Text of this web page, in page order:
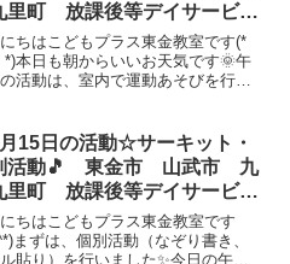
里町 放課後等デイサービ
童発達支援 運動療育 教
学
ちはこどもプラス東金教室です(*
本日も朝からいいお天気です🌞午
活動は、室内で運動あそびを行い
ぐり抜けと大縄の連続跳びを行いま
なんと...
15日の活動☆サーキット・
活動🎵 東金市 山武市 九
里町 放課後等デイサービ
童発達支援 運動療育 教
学
ちはこどもプラス東金教室です
まずは、個別活動（なぞり書き、
貼り）を行いました✨今日の午前